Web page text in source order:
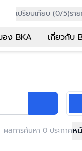
เปรียบเทียบ (0/5)รา
อง BKA เกี่ยวกับ
ผลการค้นหา 0 ประกาศห